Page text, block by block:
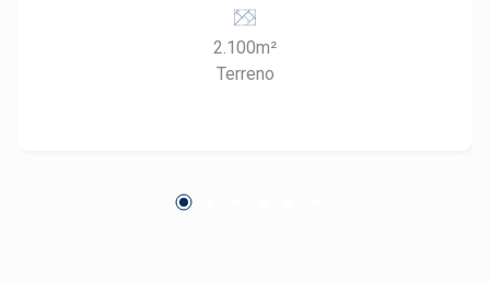
com 20 metros de frente)
2.100m²
Terreno